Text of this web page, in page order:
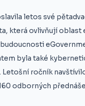
letos své
která ovlivňují oblast
byla také
ročník
odborných